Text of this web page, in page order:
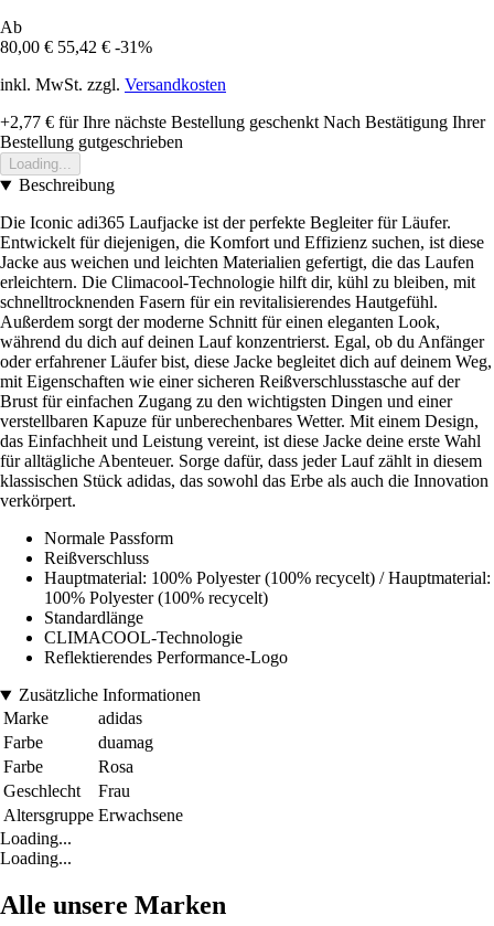
Ab
80,00 € 55,42 € -31%
inkl. MwSt. zzgl. Versandkosten
+2,77 € für Ihre nächste Bestellung geschenkt Nach Bestätigung Ihrer
Bestellung gutgeschrieben
Loading...
Beschreibung
Die Iconic adi365 Laufjacke ist der perfekte Begleiter für Läufer.
Entwickelt für diejenigen, die Komfort und Effizienz suchen, ist diese
Jacke aus weichen und leichten Materialien gefertigt, die das Laufen
erleichtern. Die Climacool-Technologie hilft dir, kühl zu bleiben, mit
schnelltrocknenden Fasern für ein revitalisierendes Hautgefühl.
Außerdem sorgt der moderne Schnitt für einen eleganten Look,
während du dich auf deinen Lauf konzentrierst. Egal, ob du Anfänger
oder erfahrener Läufer bist, diese Jacke begleitet dich auf deinem Weg,
mit Eigenschaften wie einer sicheren Reißverschlusstasche auf der
Brust für einfachen Zugang zu den wichtigsten Dingen und einer
verstellbaren Kapuze für unberechenbares Wetter. Mit einem Design,
das Einfachheit und Leistung vereint, ist diese Jacke deine erste Wahl
für alltägliche Abenteuer. Sorge dafür, dass jeder Lauf zählt in diesem
klassischen Stück adidas, das sowohl das Erbe als auch die Innovation
verkörpert.
Normale Passform
Reißverschluss
Hauptmaterial: 100% Polyester (100% recycelt) / Hauptmaterial:
100% Polyester (100% recycelt)
Standardlänge
CLIMACOOL-Technologie
Reflektierendes Performance-Logo
Zusätzliche Informationen
Marke
adidas
Farbe
duamag
Farbe
Rosa
Geschlecht
Frau
Altersgruppe Erwachsene
Loading...
Loading...
Alle unsere Marken